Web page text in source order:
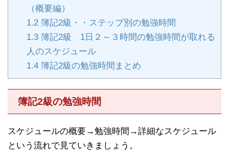
（概要編）
1.2簿記2級・・ステップ別の勉強時間
1.3簿記2級 1日２～３時間の勉強時間が取れる
人のスケジュール
1.4簿記2級の勉強時間まとめ
簿記2級の勉強時間
スケジュールの概要→勉強時間→詳細なスケジュール
という流れで見ていきましょう。